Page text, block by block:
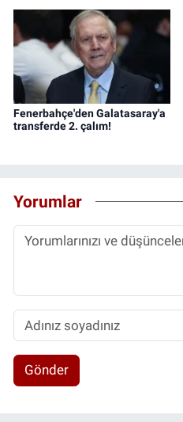
Fenerbahçe'den Galatasaray'a
transferde 2. çalım!
Yorumlar
Gönder